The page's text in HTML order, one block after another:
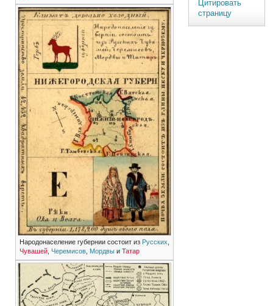
Народонаселение губернии состоит из Русских
Чувашей, Черемисов, Мордвыи Татар
Цитировать
страницу